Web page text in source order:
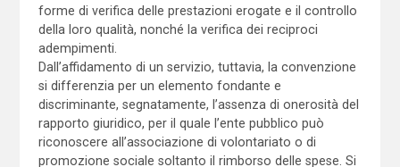
forme di verifica delle prestazioni erogate e il controllo
della loro qualità, nonché la verifica dei reciproci
adempimenti.
Dall’affidamento di un servizio, tuttavia, la convenzione
si differenzia per un elemento fondante e
discriminante, segnatamente, l’assenza di onerosità del
rapporto giuridico, per il quale l’ente pubblico può
riconoscere all’associazione di volontariato o di
promozione sociale soltanto il rimborso delle spese. Si